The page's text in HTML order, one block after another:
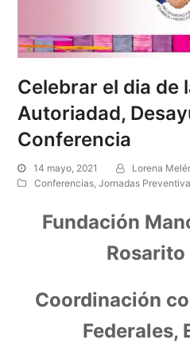
Celebrar el dia de
Autoriadad,
Conferencia
14 mayo, 2021
Lorena
Conferencias,Jornadas
Fundación
Coordinación
Federales,